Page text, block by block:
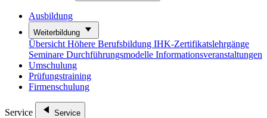
Ausbildung
Weiterbildung
Übersicht Höhere Berufsbildung IHK-Zertifikatslehrgänge
Seminare Durchführungsmodelle Informationsveranstaltungen
Umschulung
Prüfungstraining
Firmenschulung
Service Service